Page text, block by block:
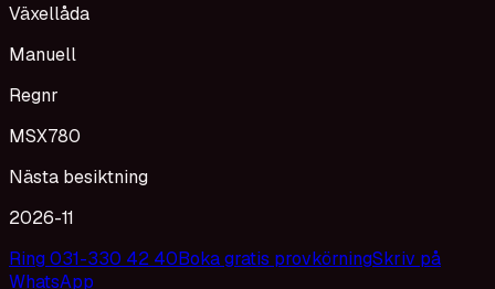
Växellåda
Manuell
Regnr
MSX780
Nästa besiktning
2026-11
Ring 031-330 42 40Boka gratis provkörningSkriv på
WhatsApp